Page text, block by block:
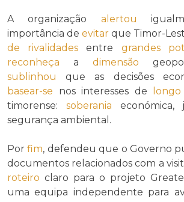
A organização alertou
importância de evitar que Timor-
de rivalidades entre grandes
reconheça a dimensão
sublinhou
que as decisões
basear-se nos interesses de
timorense: soberania económica,
segurança ambiental.
Porfim, defendeu que o Governo
documentos relacionados com a
roteiro claro para o projeto
uma equipa independente para